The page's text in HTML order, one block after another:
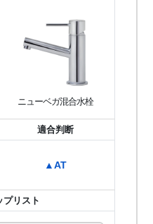
ニューベガ混合水栓
適合判断
▲AT
プリスト